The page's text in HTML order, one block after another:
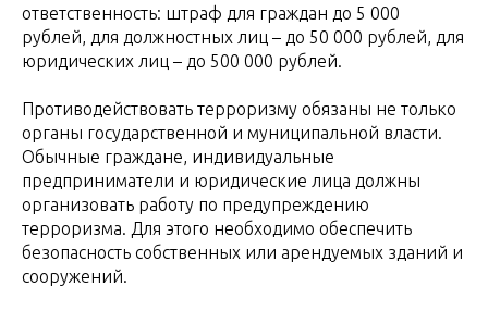
ответственность: штраф для граждан до 5 000
рублей, для должностных лиц – до 50 000 рублей, для
юридических лиц – до 500 000 рублей.
Противодействовать терроризму обязаны не только
органы государственной и муниципальной власти.
Обычные граждане, индивидуальные
предприниматели и юридические лица должны
организовать работу по предупреждению
терроризма. Для этого необходимо обеспечить
безопасность собственных или арендуемых зданий и
сооружений.